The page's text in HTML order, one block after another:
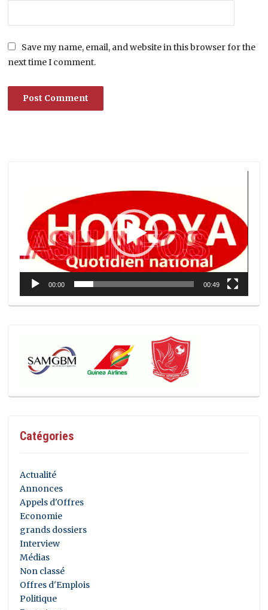
Save my name, email, and website in this browser for the
next time I comment.
00:00 00:49
Catégories
Actualité
Annonces
Appels d'Offres
Economie
grands dossiers
Interview
Médias
Non classé
Offres d'Emplois
Politique